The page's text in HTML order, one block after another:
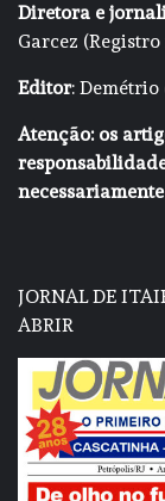
Diretora e
Garcez (Registro
Editor: Demétrio
Atenção: os
JORNAL DE
ABRIR